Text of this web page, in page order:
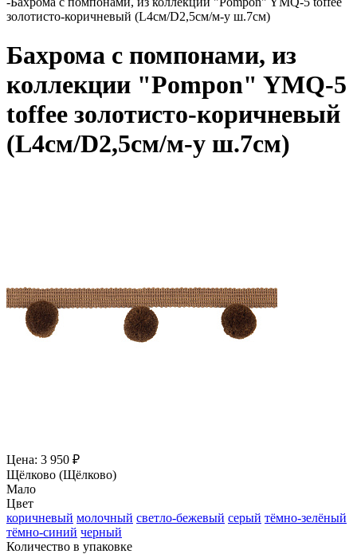
золотисто-коричневый (L4см/D2,5см/м-у ш.7см)
Бахрома с помпонами, из
коллекции "Pompon" YMQ-5
toffee золотисто-коричневый
(L4см/D2,5см/м-у ш.7см)
Цена: 3 950 ₽
Щёлково (Щёлково)
Мало
Цвет
коричневый молочный светло-бежевый серый тёмно-зелёный
тёмно-синий черный
Количество в упаковке